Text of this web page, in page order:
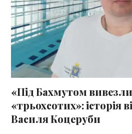
«Під Бахмутом
«трьохсотих»: історія
Василя Коцеруби